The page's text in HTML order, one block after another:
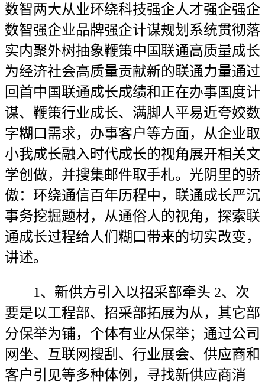
数智两大从业环绕科技强企人才强企强企
数智强企业品牌强企计谋规划系统贯彻落
实内聚外树抽象鞭策中国联通高质量成长
为经济社会高质量贡献新的联通力量通过
回首中国联通成长成绩和正在办事国度计
谋、鞭策行业成长、满脚人平易近夸姣数
字糊口需求，办事客户等方面，从企业取
小我成长融入时代成长的视角展开相关文
学创做，并搜集邮件取手札。光阴里的骄
傲：环绕通信百年历程中，联通成长严沉
事务挖掘题材，从通俗人的视角，探索联
通成长过程给人们糊口带来的切实改变，
讲述。
1、新供方引入以招采部牵头 2、次
要是以工程部、招采部拓展为从，其它部
分保举为铺，个体有业从保举；通过公司
网坐、互联网搜刮、行业展会、供应商和
客户引见等多种体例，寻找新供应商消